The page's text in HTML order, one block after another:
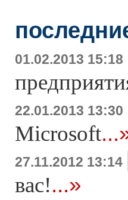
01.02.2013 15:18
22.01.2013 13:30
Microsoft
27.11.2012 13:14
вас!...»